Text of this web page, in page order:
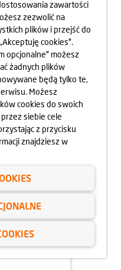
DLA
się więcej
zawartości
zezwolić na
plików i przejść do
cookies”.
opcjonalne” możesz
żadnych plików
będą tylko te,
Możesz
cookies do swoich
siebie cele
z przycisku
znajdziesz w